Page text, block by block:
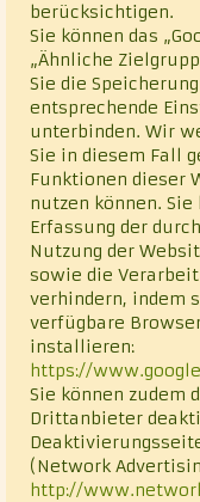
berücksichtigen.
Sie können das
„Ähnliche
Sie die
entsprechende
unterbinden. Wir
Sie in diesem Fall
Funktionen dieser
nutzen können.
Erfassung der
Nutzung der
sowie die
verhindern, indem
verfügbare
installieren:
https://
Sie können zudem
Drittanbieter
(Network
http://